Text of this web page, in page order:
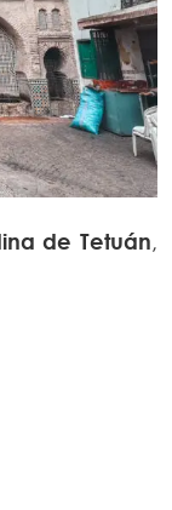
de Tetuán,